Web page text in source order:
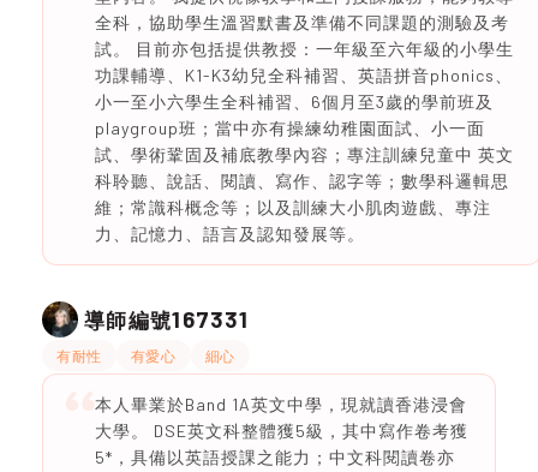
全科，協助學生溫習默書及準備不同課題的測驗及考
試。 目前亦包括提供教授：一年級至六年級的小學生
功課輔導、K1-K3幼兒全科補習、英語拼音phonics、
小一至小六學生全科補習、6個月至3歲的學前班及
playgroup班；當中亦有操練幼稚園面試、小一面
試、學術鞏固及補底教學內容；專注訓練兒童中 英文
科聆聽、說話、閱讀、寫作、認字等；數學科邏輯思
維；常識科概念等；以及訓練大小肌肉遊戲、專注
力、記憶力、語言及認知發展等。
導師編號167331
有耐性 有愛心 細心
本人畢業於Band 1A英文中學，現就讀香港浸會
大學。 DSE英文科整體獲5級，其中寫作卷考獲
5*，具備以英語授課之能力；中文科閱讀卷亦